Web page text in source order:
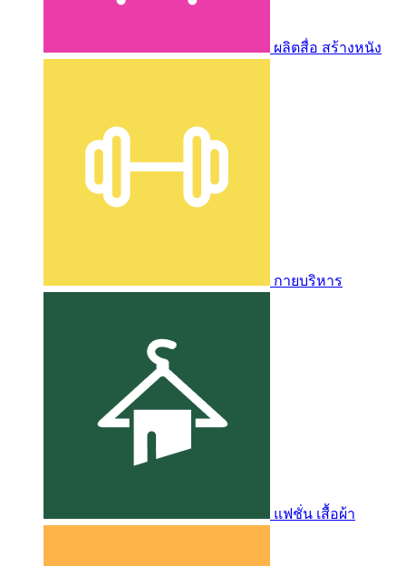
ผลิตสื่อ สร้างหนัง
กายบริหาร
แฟชั่น เสื้อผ้า